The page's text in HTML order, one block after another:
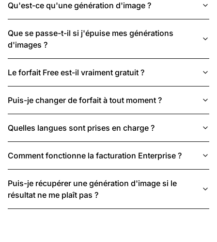
Qu'est-ce qu'une génération d'image ?
Que se passe-t-il si j'épuise mes générations
d'images ?
Le forfait Free est-il vraiment gratuit ?
Puis-je changer de forfait à tout moment ?
Quelles langues sont prises en charge ?
Comment fonctionne la facturation Enterprise ?
Puis-je récupérer une génération d'image si le
résultat ne me plaît pas ?